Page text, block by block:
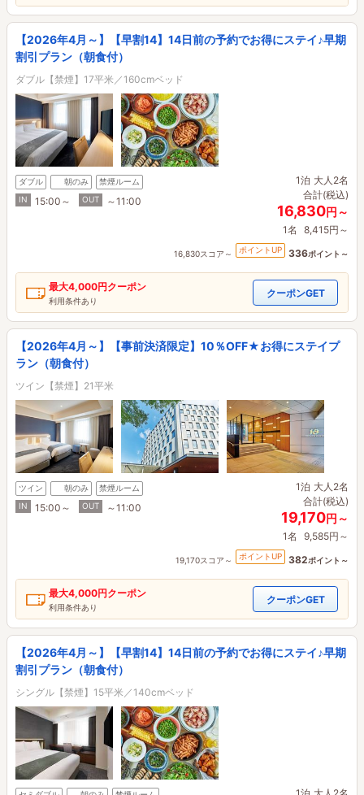
【2026年4月～】【早割14】14日前の予約でお得にステイ♪早期
割引プラン（朝食付）
ダブル【禁煙】17平米／160cmベッド
ダブル 朝のみ
禁煙ルーム
IN
15:00～ OUT ～11:00
1泊 大人2名
合計(税込)
16,830円～
1名 8,415円～
16,830スコア～ ポイントUP 336ポイント～
最大4,000円クーポン
利用条件あり
クーポンGET
【2026年4月～】【事前決済限定】10％OFF★お得にステイプ
ラン（朝食付）
ツイン【禁煙】21平米
ツイン 朝のみ
禁煙ルーム
IN
15:00～ OUT ～11:00
1泊 大人2名
合計(税込)
19,170円～
1名 9,585円～
19,170スコア～ ポイントUP 382ポイント～
最大4,000円クーポン
利用条件あり
クーポンGET
【2026年4月～】【早割14】14日前の予約でお得にステイ♪早期
割引プラン（朝食付）
シングル【禁煙】15平米／140cmベッド